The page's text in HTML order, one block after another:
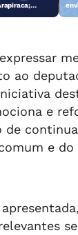
ao
e
de
e